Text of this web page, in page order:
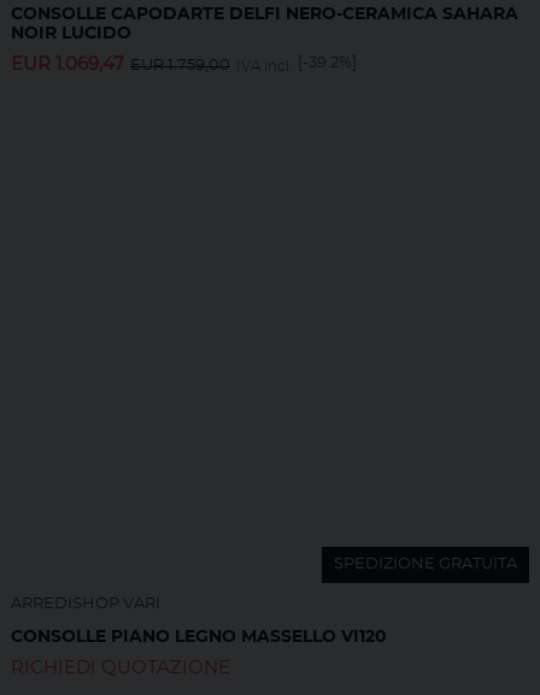
CONSOLLE CAPODARTE DELFI NERO-CERAMICA SAHARA
NOIR LUCIDO
EUR 1.069,47 EUR1.759,00 IVA incl. [-39.2%]
SPEDIZIONE GRATUITA
ARREDISHOP VARI
CONSOLLE PIANO LEGNO MASSELLO VI120
RICHIEDI QUOTAZIONE